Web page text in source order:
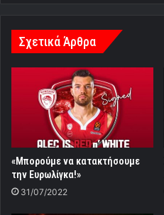
Σχετικά Άρθρα
«Μπορούμε να κατακτήσουμε
την Ευρωλίγκα!»
31/07/2022